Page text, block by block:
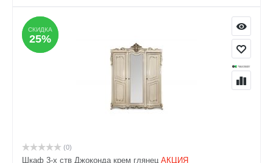
СКИДКА
25%
СКИДКА
25%
(0)
Шкаф 3-х ств Джоконда крем глянец АКЦИЯ